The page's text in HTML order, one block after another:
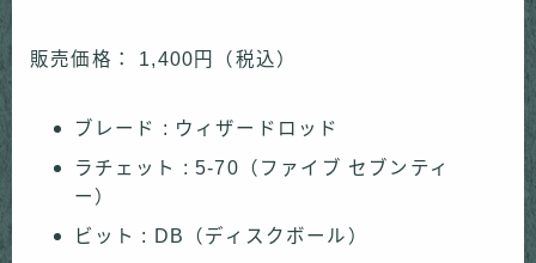
販売価格： 1,400円（税込）
ブレード : ウィザードロッド
ラチェット : 5-70（ファイブ セブンティ
ー）
ビット : DB（ディスクボール）